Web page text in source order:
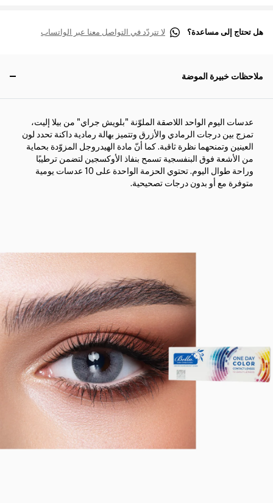
هل تحتاج إلى مساعدة؟ لا تتردّد في التواصل معنا عبر الواتساب
ملاحظات خبيرة الموضة
عدسات اليوم الواحد اللاصقة الملوّنة "بلويش جراي" من بيلا إليت،
تمزج بين درجات الرمادي والأزرق وتتميز بهالة رمادية داكنة تحدد لون
العينين وتمنحهما نظرة ثاقبة. كما أنّ مادة الهيدروجل المزوّدة بحماية
من الأشعة فوق البنفسجية تسمح بنفاذ الأوكسجين لتضمن ترطيبًا
وراحة طوال اليوم. تحتوي الحزمة الواحدة على 10 عدسات يومية
متوفرة مع أو بدون درجات تصحيحية.